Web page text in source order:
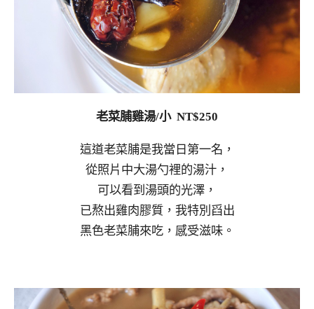
老菜脯雞湯/小 NT$250
這道老菜脯是我當日第一名，
從照片中大湯勺裡的湯汁，
可以看到湯頭的光澤，
已熬出雞肉膠質，我特別舀出
黑色老菜脯來吃，感受滋味。